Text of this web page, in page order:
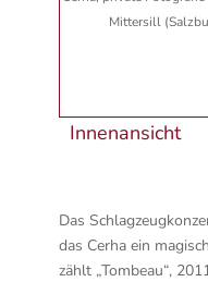
Mittersill
Innenansicht
Das
das Cerha ein
zählt „Tombeau“,